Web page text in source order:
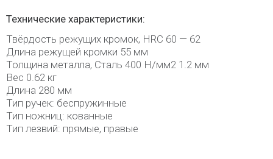
Технические характеристики:
Твёрдость режущих кромок, HRC 60 — 62
Длина режущей кромки 55 мм
Толщина металла, Сталь 400 Н/мм2 1.2 мм
Вес 0.62 кг
Длина 280 мм
Тип ручек: беспружинные
Тип ножниц: кованные
Тип лезвий: прямые, правые